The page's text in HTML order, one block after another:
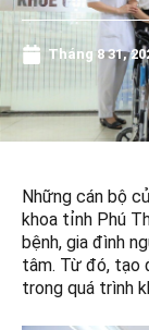
Tháng 8 31,
Những cán bộ
khoa tỉnh Phú
bệnh, gia đình
tâm. Từ đó, tạo
trong quá trình